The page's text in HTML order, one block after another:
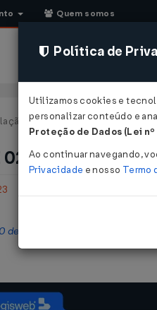
Quem somos
Estadual - Pernambuco
02/02/2023
junho de 2017
Política de
Utilizamos cookies e
personalizar conteúdo e
Proteção de Dados (Lei
Ao continuar navegando,
Privacidade e nosso Termo